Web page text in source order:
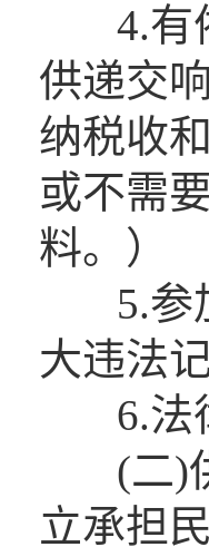
4.有依
供递交
纳税收
或不需
料。）
5.参加
大违法
6.法律
(二)供
立承担